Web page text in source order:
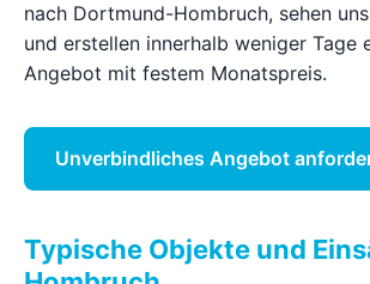
nach Dortmund-Hombruch, sehen
und erstellen innerhalb weniger Tage
Angebot mit festem Monatspreis.
Unverbindliches Angebot
Typische Objekte und